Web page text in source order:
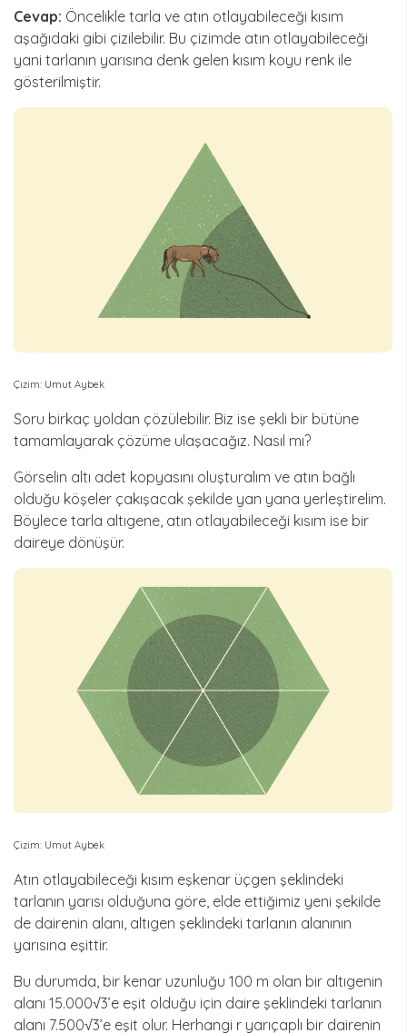
Cevap: Öncelikle tarla ve atın otlayabileceği kısım
aşağıdaki gibi çizilebilir. Bu çizimde atın otlayabileceği
yani tarlanın yarısına denk gelen kısım koyu renk ile
gösterilmiştir.
Çizim: Umut Aybek
Soru birkaç yoldan çözülebilir. Biz ise şekli bir bütüne
tamamlayarak çözüme ulaşacağız. Nasıl mı?
Görselin altı adet kopyasını oluşturalım ve atın bağlı
olduğu köşeler çakışacak şekilde yan yana yerleştirelim.
Böylece tarla altıgene, atın otlayabileceği kısım ise bir
daireye dönüşür.
Çizim: Umut Aybek
Atın otlayabileceği kısım eşkenar üçgen şeklindeki
tarlanın yarısı olduğuna göre, elde ettiğimiz yeni şekilde
de dairenin alanı, altıgen şeklindeki tarlanın alanının
yarısına eşittir.
Bu durumda, bir kenar uzunluğu 100 m olan bir altıgenin
alanı 15.000√3’e eşit olduğu için daire şeklindeki tarlanın
alanı 7.500√3’e eşit olur. Herhangi r yarıçaplı bir dairenin